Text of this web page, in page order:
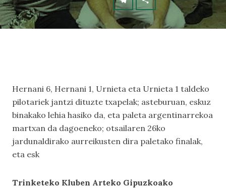
Hernani 6, Hernani 1, Urnieta eta Urnieta 1 taldeko
pilotariek jantzi dituzte txapelak; asteburuan, eskuz
binakako lehia hasiko da, eta paleta argentinarrekoa
martxan da dagoeneko; otsailaren 26ko
jardunaldirako aurreikusten dira paletako finalak,
eta esk
Trinketeko Kluben Arteko Gipuzkoako